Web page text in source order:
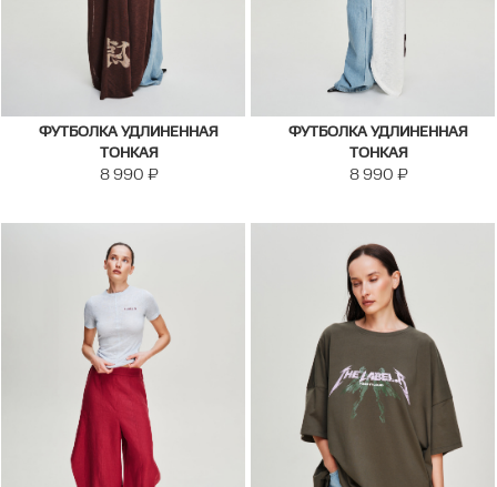
ФУТБОЛКА УДЛИНЕННАЯ
ТОНКАЯ
8 990 ₽
ФУТБОЛКА УДЛИНЕННАЯ
ТОНКАЯ
8 990 ₽